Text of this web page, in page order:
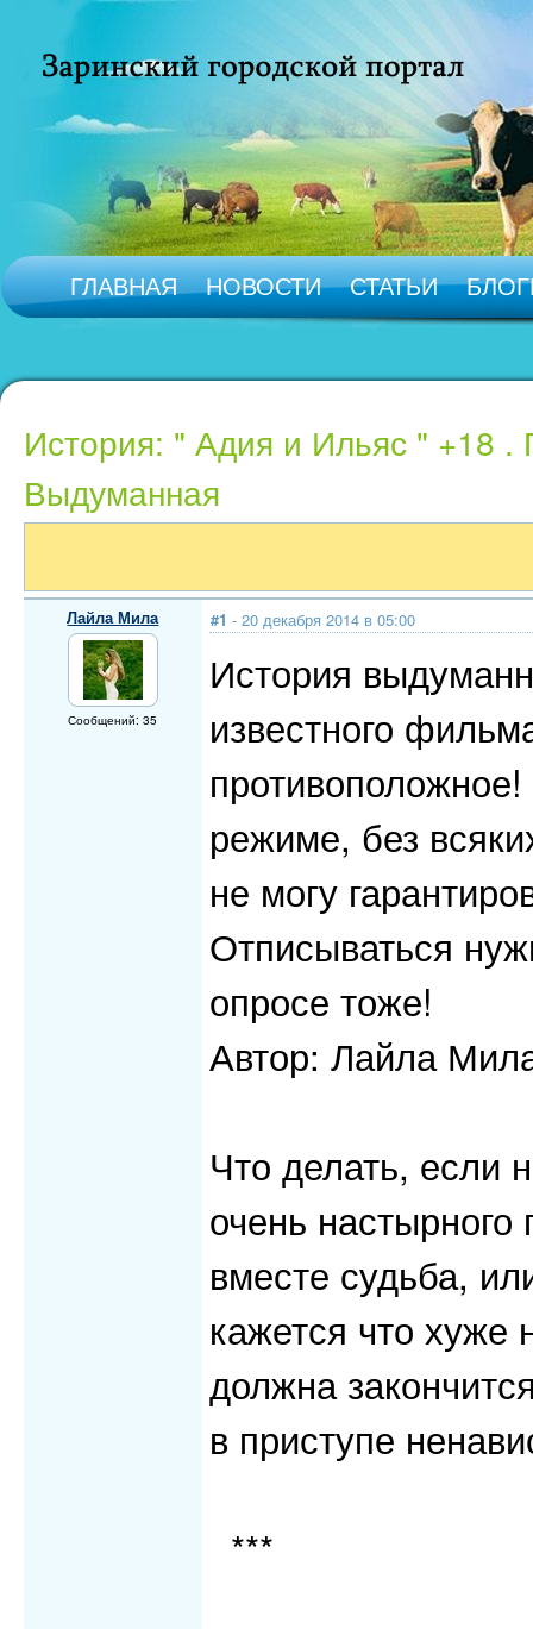
ГЛАВНАЯ НОВОСТИ СТАТЬИ
История: " Адия и Ильяс " +18 .
Выдуманная
Лайла Мила
Сообщений: 35
#1 - 20 декабря 2014 в 05:00
История
известного
режиме, без
не могу
Отписываться
опросе тоже!
Автор: Лайла
Что делать, если
очень
вместе судьба,
кажется что
должна
в приступе
***